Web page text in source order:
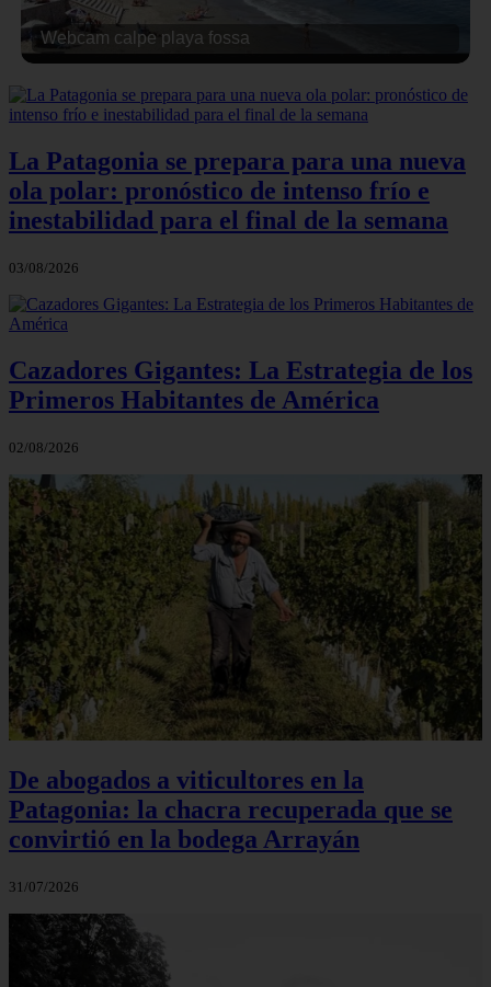
Webcam calpe playa fossa
La Patagonia se prepara para una nueva
ola polar: pronóstico de intenso frío e
inestabilidad para el final de la semana
03/08/2026
Cazadores Gigantes: La Estrategia de los
Primeros Habitantes de América
02/08/2026
De abogados a viticultores en la
Patagonia: la chacra recuperada que se
convirtió en la bodega Arrayán
31/07/2026